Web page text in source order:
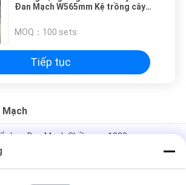
Đan Mạch W565mm Kệ trồng cây
MOQ： 100 sets
Tiếp tục
Mạch
hoa Đan Mạch Chiều cao 1900mm
sắt thép ván ép Đan Mạch, Giá để chậu
xe